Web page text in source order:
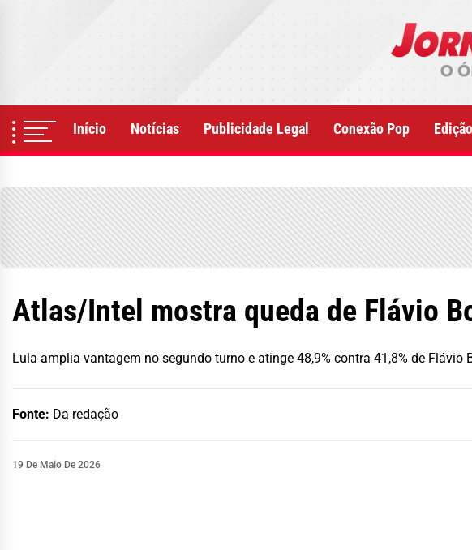
Início Notícias Publicidade Legal Conexão Pop
Atlas/Intel mostra queda de Flávio
Lula amplia vantagem no segundo turno e atinge 48,9% contra 41,8% de Flávio
Fonte: Da redação
19 De Maio De 2026